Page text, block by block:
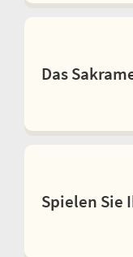
Das
Spielen Sie